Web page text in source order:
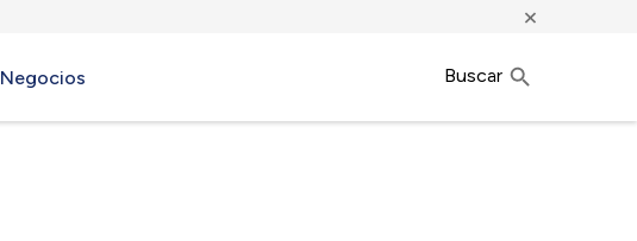
×
Negocios Buscar